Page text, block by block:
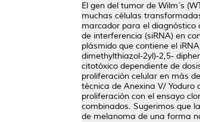
El gen del tumor de Wilm´s
muchas células
marcador para el diagnóstico
de interferencia (siRNA) en
plásmido que contiene el
dimethylthiazol-2yl)-2,5-
citotóxico dependiente de
proliferación celular en más
técnica de Anexina V/
proliferación con el ensayo
combinados. Sugerimos que
de melanoma de una forma